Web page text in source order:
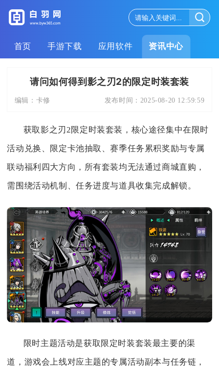
首页 手游下载 应用软件 资讯中心
请问如何得到影之刃2的限定时装套装
编辑： 卡修 发布时间： 2025-08-20 12:59:59
获取影之刃2限定时装套装，核心途径集中在限时
活动兑换、限定卡池抽取、赛季任务累积奖励与专属
联动福利四大方向，所有套装均无法通过商城直购，
需围绕活动机制、任务进度与道具收集完成解锁。
限时主题活动是获取限定时装套装最主要的渠
道，游戏会上线对应主题的专属活动副本与任务链，